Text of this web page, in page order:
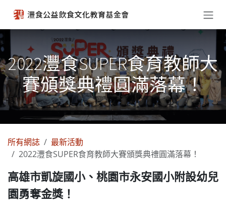
2022灃食SUPER食育教師大
賽頒獎典禮圓滿落幕！
所有網誌
最新活動
2022灃食SUPER食育教師大賽頒獎典禮圓滿落幕！
高雄市凱旋國小、桃園市永安國小附設幼兒
園勇奪金獎！